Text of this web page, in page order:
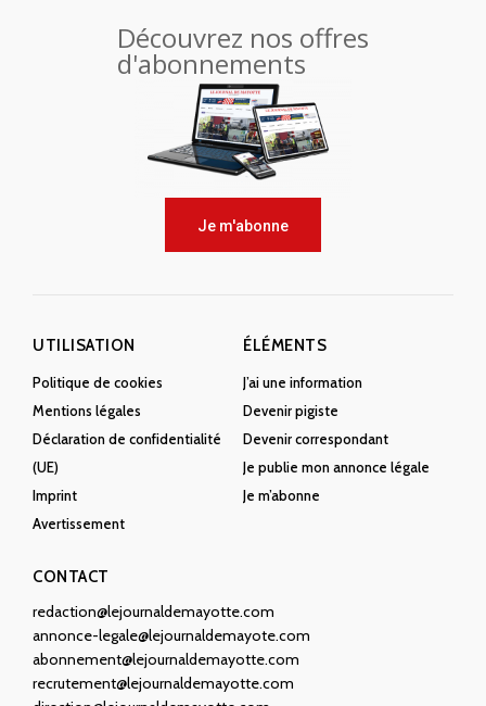
Découvrez nos offres
d'abonnements
Je m'abonne
UTILISATION
Politique de cookies
Mentions légales
Déclaration de confidentialité
(UE)
Imprint
Avertissement
ÉLÉMENTS
J’ai une information
Devenir pigiste
Devenir correspondant
Je publie mon annonce légale
Je m’abonne
CONTACT
redaction@lejournaldemayotte.com
annonce-legale@lejournaldemayote.com
abonnement@lejournaldemayotte.com
recrutement@lejournaldemayotte.com